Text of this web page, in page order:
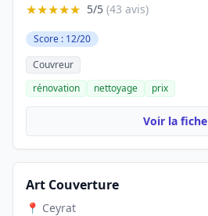
★★★★★ 5/5 (43 avis)
Score : 12/20
Couvreur
rénovation
nettoyage prix
Voir la fiche
Art Couverture
📍 Ceyrat